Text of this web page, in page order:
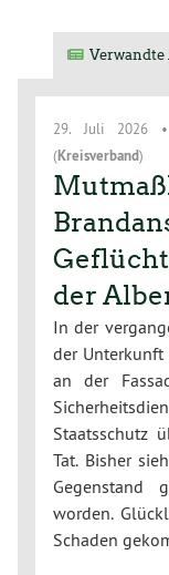
29. Juli 2026
(Kreisverband)
der
In der
der Unterkunft
an der
Staatsschutz
Tat. Bisher
Gegenstand
worden.
Schaden